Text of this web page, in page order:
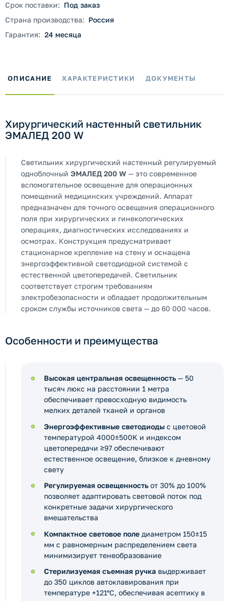
Срок поставки: Под заказ
Страна производства: Россия
Гарантия: 24 месяца
ОПИСАНИЕ ХАРАКТЕРИСТИКИ ДОКУМЕНТЫ
Хирургический настенный светильник
ЭМАЛЕД 200 W
Светильник хирургический настенный регулируемый
одноблочный ЭМАЛЕД 200 W — это современное
вспомогательное освещение для операционных
помещений медицинских учреждений. Аппарат
предназначен для точного освещения операционного
поля при хирургических и гинекологических
операциях, диагностических исследованиях и
осмотрах. Конструкция предусматривает
стационарное крепление на стену и оснащена
энергоэффективной светодиодной системой с
естественной цветопередачей. Светильник
соответствует строгим требованиям
электробезопасности и обладает продолжительным
сроком службы источников света — до 60 000 часов.
Особенности и преимущества
Высокая центральная освещенность— 50
тысяч люкс на расстоянии 1 метра
обеспечивает превосходную видимость
мелких деталей тканей и органов
Энергоэффективные светодиоды с цветовой
температурой 4000±500K и индексом
цветопередачи ≥97 обеспечивают
естественное освещение, близкое к дневному
свету
Регулируемая освещенностьот 30% до 100%
позволяет адаптировать световой поток под
конкретные задачи хирургического
вмешательства
Компактное световое поле диаметром 150±15
мм с равномерным распределением света
минимизирует тенеобразование
Стерилизуемая съемная ручка выдерживает
до 350 циклов автоклавирования при
температуре +121°C, обеспечивая асептику в